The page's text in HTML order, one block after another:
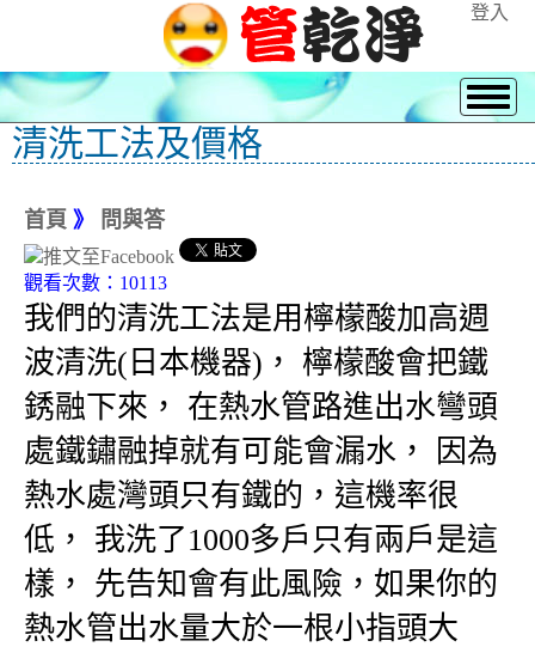
登入
清洗工法及價格
首頁 》 問與答
觀看次數：10113
我們的清洗工法是用檸檬酸加高週
波清洗(日本機器)， 檸檬酸會把鐵
銹融下來， 在熱水管路進出水彎頭
處鐵鏽融掉就有可能會漏水， 因為
熱水處灣頭只有鐵的，這機率很
低， 我洗了1000多戶只有兩戶是這
樣， 先告知會有此風險，如果你的
熱水管出水量大於一根小指頭大